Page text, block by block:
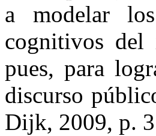
a modelar
cognitivos
pues, para
discurso
Dijk, 2009, p.